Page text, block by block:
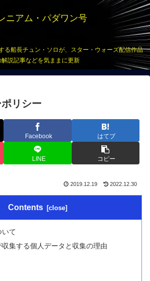
ニアム・パダワン号
る船長チュン・ソロが、スター・ウォーズ配信作品
解説記事などを気ままに更新
リシー
Facebook はてブ
LINE コピー
2019.12.19 2022.12.30
Contents
いて
収集する個人データと収集の理由